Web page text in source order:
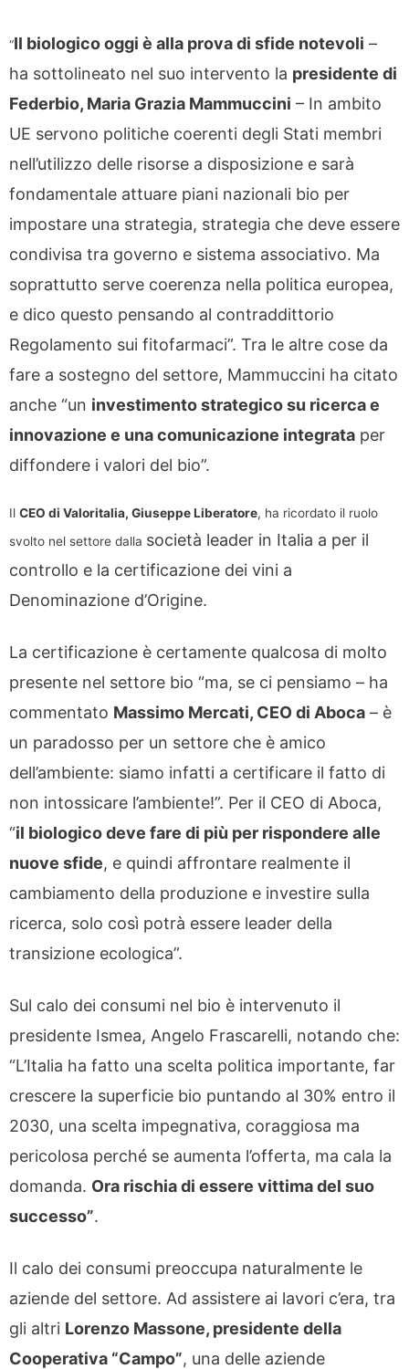
“Il biologico oggi è alla prova di sfide notevoli –
ha sottolineato nel suo intervento la presidente di
Federbio, Maria Grazia Mammuccini – In ambito
UE servono politiche coerenti degli Stati membri
nell’utilizzo delle risorse a disposizione e sarà
fondamentale attuare piani nazionali bio per
impostare una strategia, strategia che deve essere
condivisa tra governo e sistema associativo. Ma
soprattutto serve coerenza nella politica europea,
e dico questo pensando al contraddittorio
Regolamento sui fitofarmaci”. Tra le altre cose da
fare a sostegno del settore, Mammuccini ha citato
anche “un investimento strategico su ricerca e
innovazione e una comunicazione integrata per
diffondere i valori del bio”.
Il CEO di Valoritalia, Giuseppe Liberatore, ha ricordato il ruolo
svolto nel settore dalla società leader in Italia a per il
controllo e la certificazione dei vini a
Denominazione d’Origine.
La certificazione è certamente qualcosa di molto
presente nel settore bio “ma, se ci pensiamo – ha
commentato Massimo Mercati, CEO di Aboca – è
un paradosso per un settore che è amico
dell’ambiente: siamo infatti a certificare il fatto di
non intossicare l’ambiente!”. Per il CEO di Aboca,
“il biologico deve fare di più per rispondere alle
nuove sfide, e quindi affrontare realmente il
cambiamento della produzione e investire sulla
ricerca, solo così potrà essere leader della
transizione ecologica”.
Sul calo dei consumi nel bio è intervenuto il
presidente Ismea, Angelo Frascarelli, notando che:
“L’Italia ha fatto una scelta politica importante, far
crescere la superficie bio puntando al 30% entro il
2030, una scelta impegnativa, coraggiosa ma
pericolosa perché se aumenta l’offerta, ma cala la
domanda. Ora rischia di essere vittima del suo
successo”.
Il calo dei consumi preoccupa naturalmente le
aziende del settore. Ad assistere ai lavori c’era, tra
gli altri Lorenzo Massone, presidente della
Cooperativa “Campo”, una delle aziende